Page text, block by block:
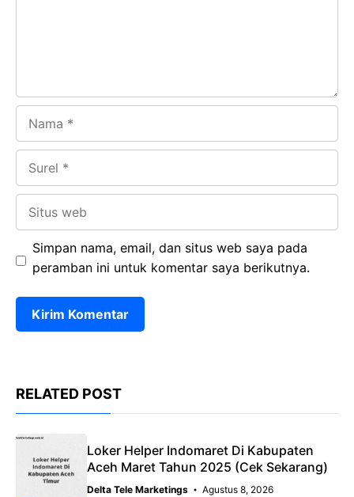
Simpan nama, email, dan situs web saya pada
peramban ini untuk komentar saya berikutnya.
RELATED POST
Loker Helper Indomaret Di Kabupaten
Aceh Maret Tahun 2025 (Cek Sekarang)
Delta Tele Marketings Agustus 8, 2026